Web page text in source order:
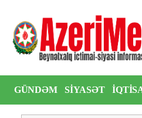
sənədlər mübadilə edilib - FOTO
GÜNDƏM SIYASƏT
ŞOU
VIDEO